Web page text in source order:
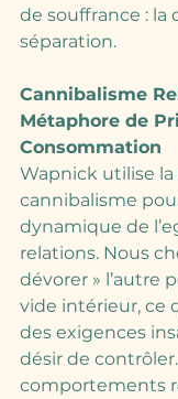
de souffrance : la
séparation.
Cannibalisme
Métaphore de
Consommation
Wapnick utilise
cannibalisme
dynamique de
relations. Nous
dévorer » l’autre
vide intérieur, ce
des exigences
désir de
comportements